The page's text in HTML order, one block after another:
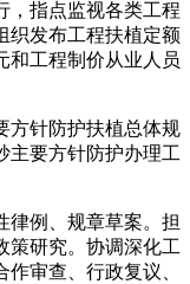
，指点监视各类工程
织发布工程扶植定额
和工程制价从业人员
针防护扶植总体规
主要方针防护办理工
例、规章草案。担
策研究。协调深化工
审查、行政复议、